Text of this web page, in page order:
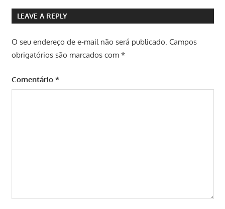
LEAVE A REPLY
O seu endereço de e-mail não será publicado. Campos
obrigatórios são marcados com *
Comentário *